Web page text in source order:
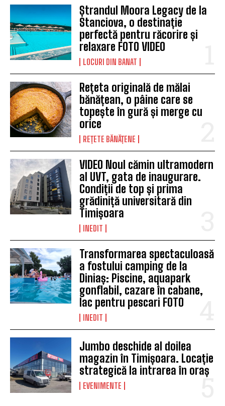
Ștrandul Moora Legacy de la
Stanciova, o destinație
perfectă pentru răcorire și
relaxare FOTO VIDEO
LOCURI DIN BANAT
Rețeta originală de mălai
bănățean, o pâine care se
topește în gură și merge cu
orice
REȚETE BĂNĂȚENE
VIDEO Noul cămin ultramodern
al UVT, gata de inaugurare.
Condiții de top și prima
grădiniță universitară din
Timișoara
INEDIT
Transformarea spectaculoasă
a fostului camping de la
Diniaș: Piscine, aquapark
gonflabil, cazare în cabane,
lac pentru pescari FOTO
INEDIT
Jumbo deschide al doilea
magazin în Timișoara. Locație
strategică la intrarea în oraș
EVENIMENTE